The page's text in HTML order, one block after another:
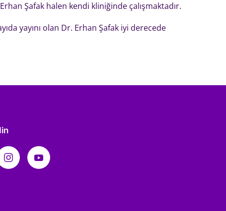
Şafak halen kendi kliniğinde çalışmaktadır.
yayını olan Dr. Erhan Şafak iyi derecede